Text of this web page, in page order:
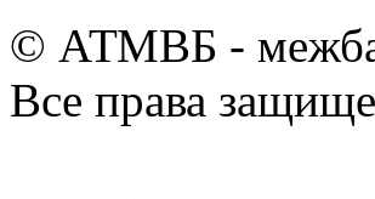
© АТМВБ -
Все права